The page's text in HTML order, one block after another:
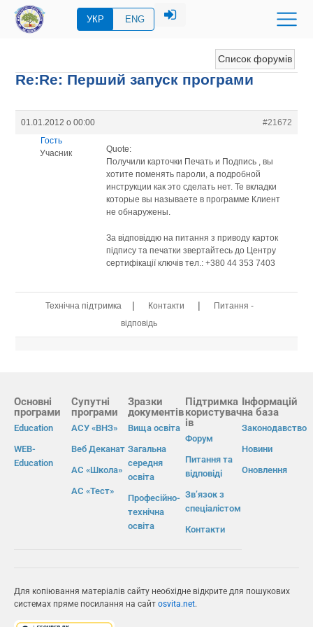
УКР ENG
Список форумів
Re:Re: Перший запуск програми
01.01.2012 о 00:00
#21672
Гость
Учасник
Quote:
Получили карточки Печать и Подпись , вы
хотите поменять пароли, а подробной
инструкции как это сделать нет. Те вкладки
которые вы называете в программе Клиент
не обнаружены.
За відповіддю на питання з приводу карток
підпису та печатки звертайтесь до Центру
сертифікації ключів тел.: +380 44 353 7403
Технічна підтримка | Контакти |
Питання -
відповідь
Основні
програми
Education
WEB-
Education
Супутні
програми
АСУ «ВНЗ»
Веб Деканат
АС «Школа»
АС «Тест»
Зразки
документів
Вища освіта
Загальна
середня
освіта
Професійно-
технічна
освіта
Підтримка
користувач
ів
Форум
Питання та
відповіді
Зв’язок з
спеціалістом
Контакти
Інформацій
на база
Законодавство
Новини
Оновлення
Для копіювання матеріалів сайту необхідне відкрите для пошукових
системах пряме посилання на сайт osvita.net.